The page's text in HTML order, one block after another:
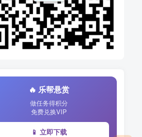
🔥 乐帮悬赏
做任务得积分
免费兑换VIP
📱 立即下载